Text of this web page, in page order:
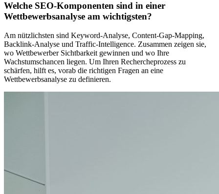
Welche SEO-Komponenten sind in einer
Wettbewerbsanalyse am wichtigsten?
Am nützlichsten sind Keyword-Analyse, Content-Gap-Mapping,
Backlink-Analyse und Traffic-Intelligence. Zusammen zeigen sie,
wo Wettbewerber Sichtbarkeit gewinnen und wo Ihre
Wachstumschancen liegen. Um Ihren Rechercheprozess zu
schärfen, hilft es, vorab die richtigen Fragen an eine
Wettbewerbsanalyse zu definieren.